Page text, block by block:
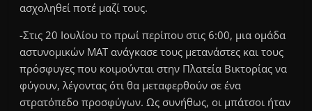
ασχοληθεί ποτέ μαζί τους.
-Στις 20 Ιουλίου το πρωί περίπου στις 6:00, μια ομάδα
αστυνομικών MAT ανάγκασε τους μετανάστες και τους
πρόσφυγες που κοιμούνται στην Πλατεία Βικτορίας να
φύγουν, λέγοντας ότι θα μεταφερθούν σε ένα
στρατόπεδο προσφύγων. Ως συνήθως, οι μπάτσοι ήταν